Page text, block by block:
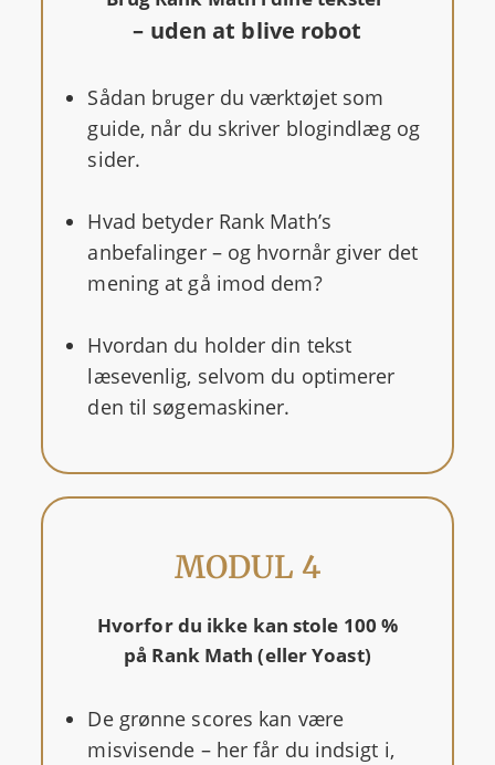
– uden at blive robot
Sådan bruger du værktøjet som
guide, når du skriver blogindlæg og
sider.
Hvad betyder Rank Math’s
anbefalinger – og hvornår giver det
mening at gå imod dem?
Hvordan du holder din tekst
læsevenlig, selvom du optimerer
den til søgemaskiner.
MODUL 4
Hvorfor du ikke kan stole 100 %
på Rank Math (eller Yoast)
De grønne scores kan være
misvisende – her får du indsigt i,